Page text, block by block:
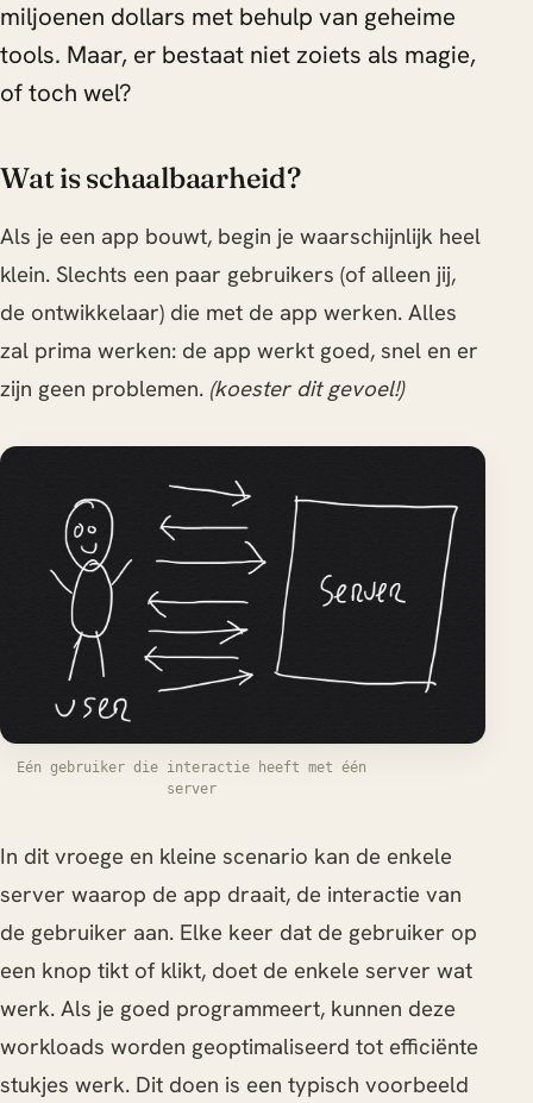
miljoenen dollars met behulp van geheime
tools. Maar, er bestaat niet zoiets als magie,
of toch wel?
Wat is schaalbaarheid?
Als je een app bouwt, begin je waarschijnlijk heel
klein. Slechts een paar gebruikers (of alleen jij,
de ontwikkelaar) die met de app werken. Alles
zal prima werken: de app werkt goed, snel en er
zijn geen problemen. (koester dit gevoel!)
Eén gebruiker die interactie heeft met één
server
In dit vroege en kleine scenario kan de enkele
server waarop de app draait, de interactie van
de gebruiker aan. Elke keer dat de gebruiker op
een knop tikt of klikt, doet de enkele server wat
werk. Als je goed programmeert, kunnen deze
workloads worden geoptimaliseerd tot efficiënte
stukjes werk. Dit doen is een typisch voorbeeld